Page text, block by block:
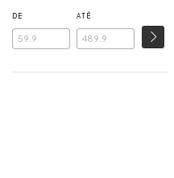
DE ATÉ